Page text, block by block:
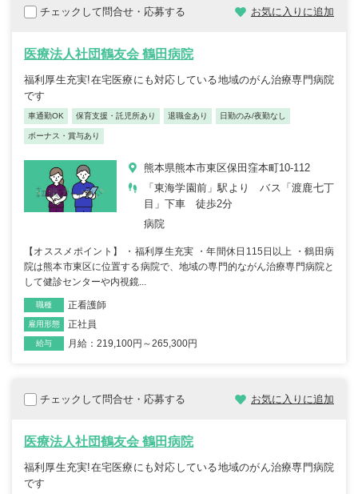
チェックして問合せ・応募する お気に入りに追加
医療法人社団鶴友会 鶴田病院
福利厚生充実!在宅医療にも対応している地域のがん治療専門病院
です
車通勤OK 保育支援・託児所あり 退職金あり 日勤のみ/夜勤なし
ボーナス・賞与あり
熊本県熊本市東区保田窪本町10-112
「東海学園前」駅より バス「渡鹿七丁
目」下車 徒歩2分
病院
【オススメポイント】 ・福利厚生充実 ・年間休日115日以上 ・鶴田病
院は熊本市東区に位置する病院で、地域の専門的ながん治療専門病院と
して健診センターや内視鏡...
職種 正看護師
雇用形態 正社員
給与 月給：219,100円～265,300円
チェックして問合せ・応募する お気に入りに追加
医療法人社団鶴友会 鶴田病院
福利厚生充実!在宅医療にも対応している地域のがん治療専門病院
です